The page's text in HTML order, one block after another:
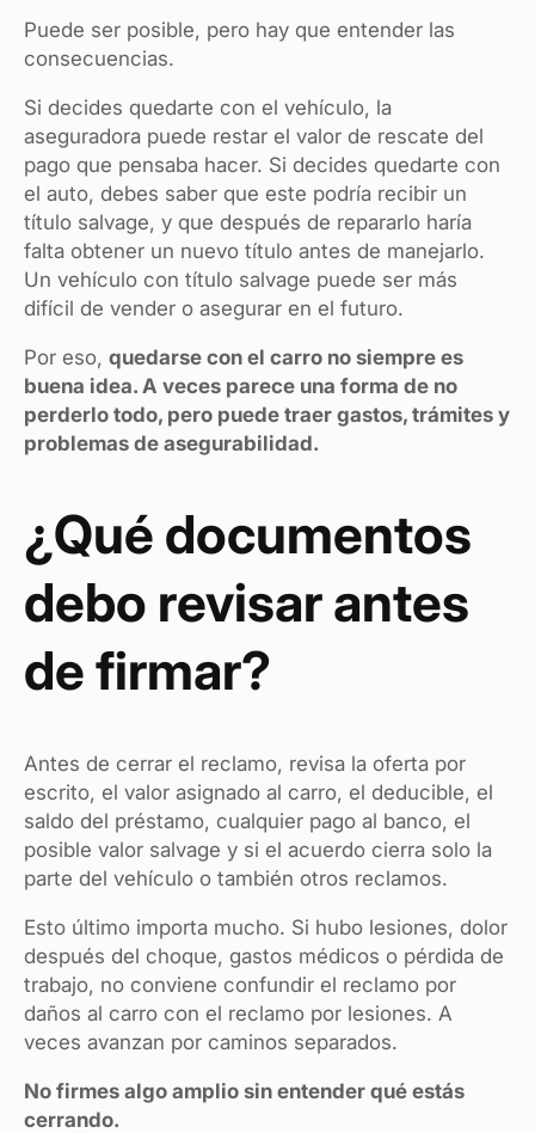
Puede ser posible, pero hay que entender las
consecuencias.
Si decides quedarte con el vehículo, la
aseguradora puede restar el valor de rescate del
pago que pensaba hacer. Si decides quedarte con
el auto, debes saber que este podría recibir un
título salvage, y que después de repararlo haría
falta obtener un nuevo título antes de manejarlo.
Un vehículo con título salvage puede ser más
difícil de vender o asegurar en el futuro.
Por eso, quedarse con el carro no siempre es
buena idea. A veces parece una forma de no
perderlo todo, pero puede traer gastos, trámites y
problemas de asegurabilidad.
¿Qué documentos
debo revisar antes
de firmar?
Antes de cerrar el reclamo, revisa la oferta por
escrito, el valor asignado al carro, el deducible, el
saldo del préstamo, cualquier pago al banco, el
posible valor salvage y si el acuerdo cierra solo la
parte del vehículo o también otros reclamos.
Esto último importa mucho. Si hubo lesiones, dolor
después del choque, gastos médicos o pérdida de
trabajo, no conviene confundir el reclamo por
daños al carro con el reclamo por lesiones. A
veces avanzan por caminos separados.
No firmes algo amplio sin entender qué estás
cerrando.